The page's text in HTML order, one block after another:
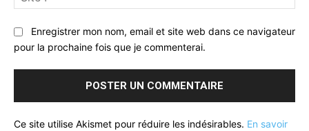
:
Enregistrer mon nom, email et site web dans ce navigateur
pour la prochaine fois que je commenterai.
Ce site utilise Akismet pour réduire les indésirables. En savoir